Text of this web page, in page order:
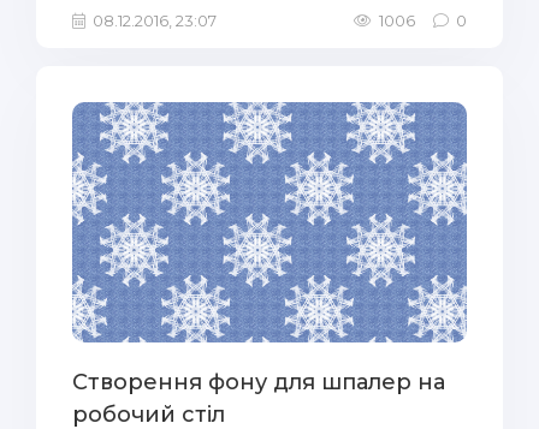
08.12.2016, 23:07 1006 0
Створення фону для шпалер на
робочий стіл